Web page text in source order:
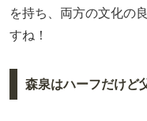
を持ち、両方の文化の
すね！
森泉はハーフだけど